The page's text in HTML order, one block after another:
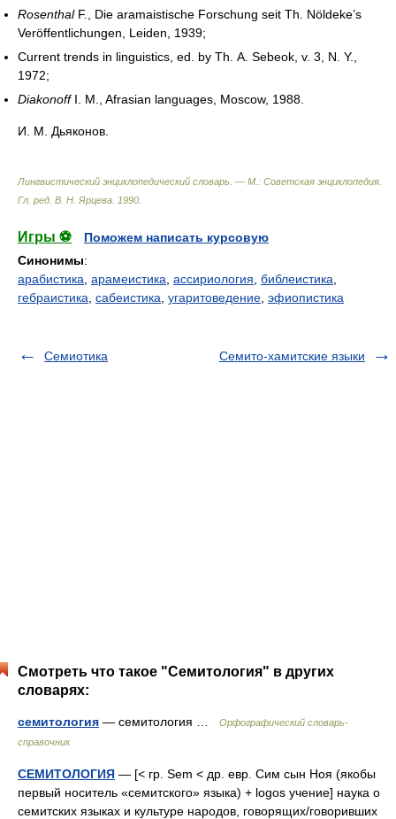
Rosenthal F., Die aramaistische Forschung seit Th. Nöldeke’s
Veröffentlichungen, Leiden, 1939;
Current trends in linguistics, ed. by Th. A. Sebeok, v. 3, N. Y.,
1972;
Diakonoff I. M., Afrasian languages, Moscow, 1988.
И. М. Дьяконов.
Лингвистический энциклопедический словарь. — М.: Советская энциклопедия
Гл. ред. В. Н. Ярцева 1990
Игры ⚽
Поможем написать курсовую
Синонимы:
арабистика арамеистика ассириология библеистика
гебраистика сабеистика угаритоведение эфиопистика
Семиотика Семито-хамитские языки
Смотреть что такое "Семитология" в других
словарях:
семитология — семитология …
Орфографический словарь-
справочник
СЕМИТОЛОГИЯ — [< гр. Sem < др. евр. Сим сын Ноя (якобы
первый носитель «семитского» языка) + logos учение] наука о
семитских языках и культуре народов, говорящих/говоривших